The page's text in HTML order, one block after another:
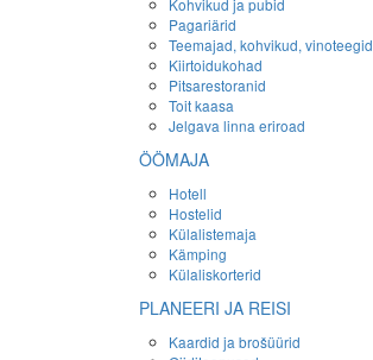
Kohvikud ja pubid
Pagariärid
Teemajad, kohvikud, vinoteegid
Kiirtoidukohad
Pitsarestoranid
Toit kaasa
Jelgava linna eriroad
ÖÖMAJA
Hotell
Hostelid
Külalistemaja
Kämping
Külaliskorterid
PLANEERI JA REISI
Kaardid ja brošüürid